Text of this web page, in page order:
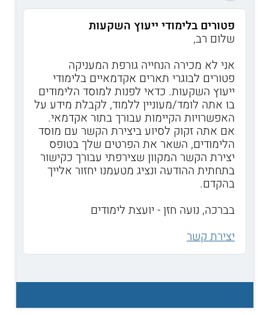
פטורים בלימודי ייעוץ השקעות
שלום רב,
אני לא מכירה הנחייה גורפת המעניקה
פטורים לבוגרי תארים אקדמאיים בלימודי
ייעוץ השקעות. כדאי לפנות למוסד הלימודים
בו אתה לומד/מעוניין ללמוד, לקבלת מידע על
האפשרויות הקיימות עבורך בתור אקדמאי.
אם אתה זקוק לסיוע ביצירת הקשר עם מוסד
הלימודים, השאר את הפרטים שלך בטופס
יצירת הקשר המקוון שצירפתי עבורך כקישור
בתחתית ההודעה ונציג מטעמנו יחזור אלייך
בהקדם.
בברכה, נועה חזן - יועצת לימודים
יצירת קשר